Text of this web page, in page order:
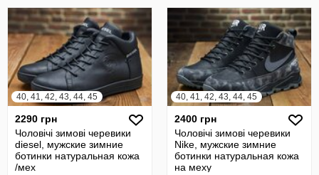
40, 41, 42, 43, 44, 45
2290 грн
Чоловічі зимові черевики
diesel, мужские зимние
ботинки натуральная кожа
/мех
40, 41, 42, 43, 44, 45
2400 грн
Чоловічі зимові черевики
Nike, мужские зимние
ботинки натуральная кожа
на меху